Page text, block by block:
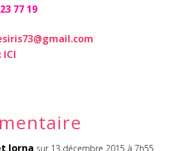
77 19
ICI
lorna sur 13 décembre 2015 à 7h55